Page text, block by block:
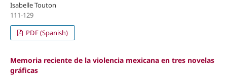
Isabelle Touton
111-129
PDF (Spanish)
Memoria reciente de la violencia mexicana en tres novelas
gráficas